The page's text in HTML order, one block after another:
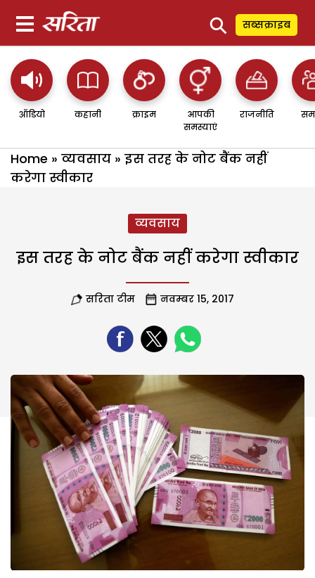
⚲ सब्सक्राइब
ऑडियो कहानी क्राइम
आपकी
समस्याएं
राजनीति
Home » व्यवसाय » इस तरह के नोट बैंक नहीं
करेगा स्वीकार
व्यवसाय
इस तरह के नोट बैंक नहीं करेगा स्वीकार
सरिता टीम नवम्बर 15, 2017